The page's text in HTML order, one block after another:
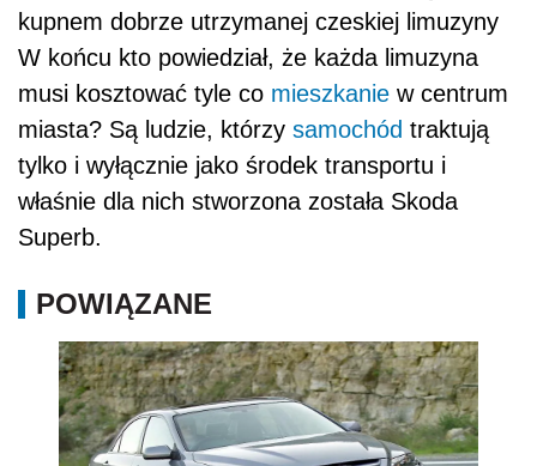
kupnem dobrze utrzymanej czeskiej limuzyny
W końcu kto powiedział, że każda limuzyna
musi kosztować tyle co mieszkanie w centrum
miasta? Są ludzie, którzy samochód traktują
tylko i wyłącznie jako środek transportu i
właśnie dla nich stworzona została Skoda
Superb.
POWIĄZANE